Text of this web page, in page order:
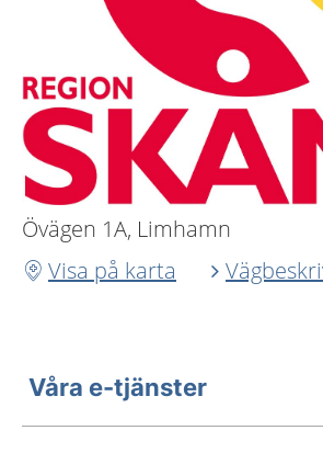
Övägen 1A, Limhamn
Visa på karta
Våra e-tjänster